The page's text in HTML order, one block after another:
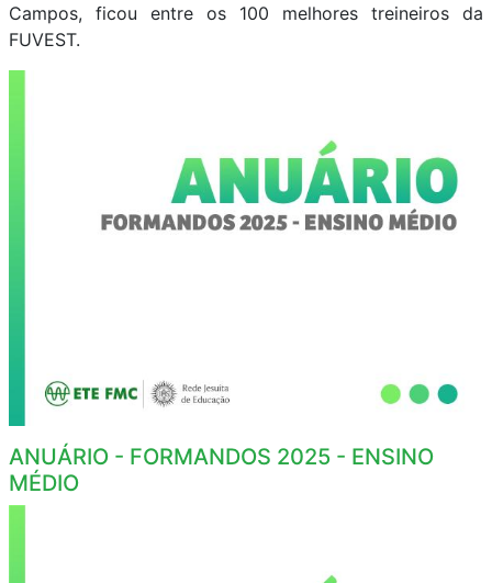
Campos, ficou entre os 100 melhores treineiros da
FUVEST.
ANUÁRIO - FORMANDOS 2025 - ENSINO
MÉDIO